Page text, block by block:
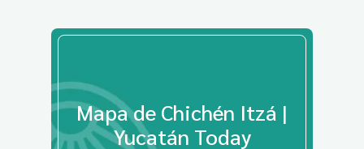
Mapa de Chichén Itzá |
Yucatán Today